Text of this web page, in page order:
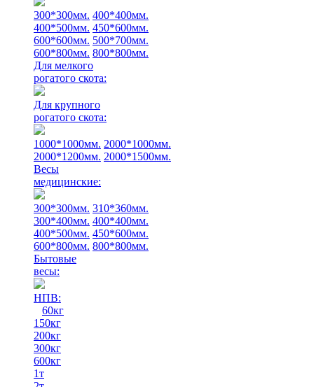
300*300мм. 400*400мм.
400*500мм. 450*600мм.
600*600мм. 500*700мм.
600*800мм. 800*800мм.
Для мелкого
рогатого скота:
Для крупного
рогатого скота:
1000*1000мм. 2000*1000мм.
2000*1200мм. 2000*1500мм.
Весы
медицинские:
300*300мм. 310*360мм.
300*400мм. 400*400мм.
400*500мм. 450*600мм.
600*800мм. 800*800мм.
Бытовые
весы:
НПВ:
60кг
150кг
200кг
300кг
600кг
1т